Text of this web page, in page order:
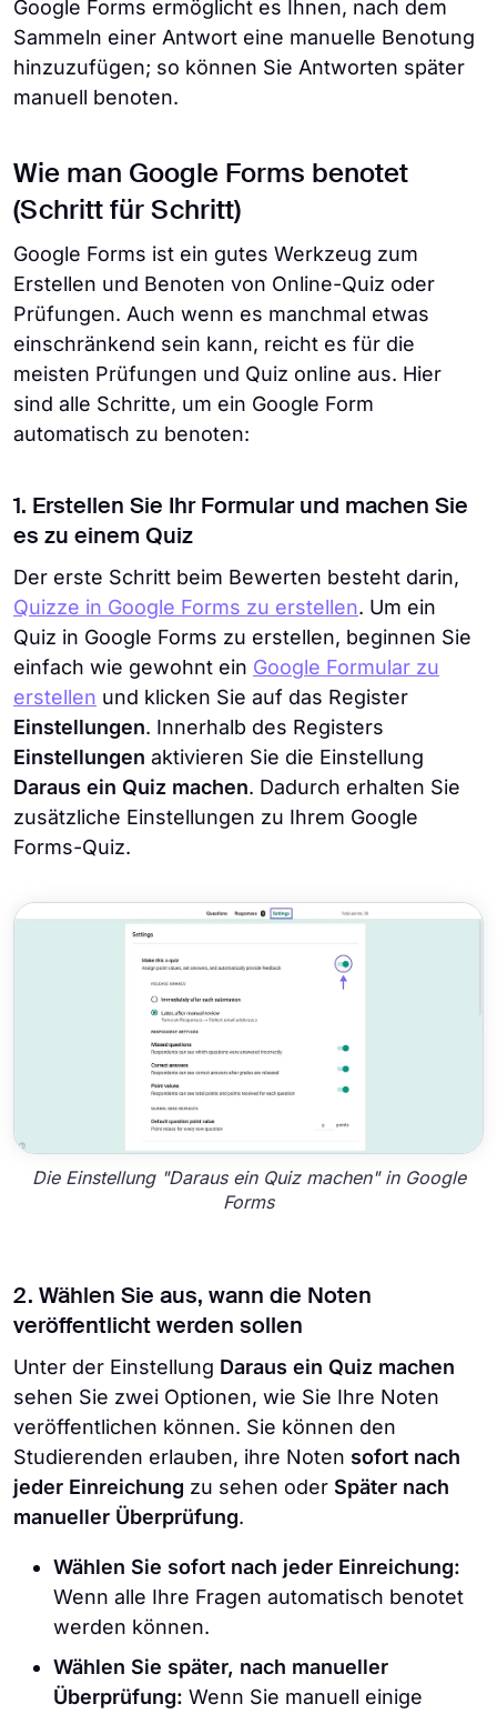
Google Forms ermöglicht es Ihnen, nach dem
Sammeln einer Antwort eine manuelle Benotung
hinzuzufügen; so können Sie Antworten später
manuell benoten.
Wie man Google Forms benotet
(Schritt für Schritt)
Google Forms ist ein gutes Werkzeug zum
Erstellen und Benoten von Online-Quiz oder
Prüfungen. Auch wenn es manchmal etwas
einschränkend sein kann, reicht es für die
meisten Prüfungen und Quiz online aus. Hier
sind alle Schritte, um ein Google Form
automatisch zu benoten:
1. Erstellen Sie Ihr Formular und machen Sie
es zu einem Quiz
Der erste Schritt beim Bewerten besteht darin,
Quizze in Google Forms zu erstellen. Um ein
Quiz in Google Forms zu erstellen, beginnen Sie
einfach wie gewohnt ein Google Formular zu
erstellen und klicken Sie auf das Register
Einstellungen. Innerhalb des Registers
Einstellungen aktivieren Sie die Einstellung
Daraus ein Quiz machen. Dadurch erhalten Sie
zusätzliche Einstellungen zu Ihrem Google
Forms-Quiz.
Die Einstellung "Daraus ein Quiz machen" in Google
Forms
2. Wählen Sie aus, wann die Noten
veröffentlicht werden sollen
Unter der Einstellung Daraus ein Quiz machen
sehen Sie zwei Optionen, wie Sie Ihre Noten
veröffentlichen können. Sie können den
Studierenden erlauben, ihre Noten sofort nach
jeder Einreichung zu sehen oder Später nach
manueller Überprüfung.
Wählen Sie sofort nach jeder Einreichung:
Wenn alle Ihre Fragen automatisch benotet
werden können.
Wählen Sie später, nach manueller
Überprüfung: Wenn Sie manuell einige